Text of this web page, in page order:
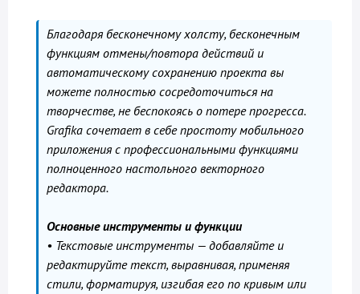
Благодаря бесконечному холсту, бесконечным
функциям отмены/повтора действий и
автоматическому сохранению проекта вы
можете полностью сосредоточиться на
творчестве, не беспокоясь о потере прогресса.
Grafika сочетает в себе простоту мобильного
приложения с профессиональными функциями
полноценного настольного векторного
редактора.
Основные инструменты и функции
• Текстовые инструменты — добавляйте и
редактируйте текст, выравнивая, применяя
стили, форматируя, изгибая его по кривым или